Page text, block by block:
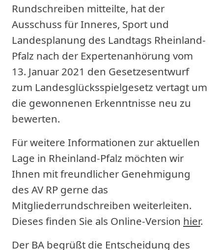
Rundschreiben mitteilte, hat der
Ausschuss für Inneres, Sport und
Landesplanung des Landtags Rheinland-
Pfalz nach der Expertenanhörung vom
13. Januar 2021 den Gesetzesentwurf
zum Landesglücksspielgesetz vertagt um
die gewonnenen Erkenntnisse neu zu
bewerten.
Für weitere Informationen zur aktuellen
Lage in Rheinland-Pfalz möchten wir
Ihnen mit freundlicher Genehmigung
des AV RP gerne das
Mitgliederrundschreiben weiterleiten.
Dieses finden Sie als Online-Version hier.
Der BA begrüßt die Entscheidung des